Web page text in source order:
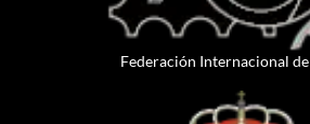
Federación Internacional